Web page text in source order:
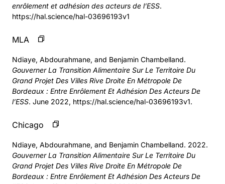
enrôlement et adhésion des acteurs de l’ESS.
https://hal.science/hal-03696193v1
MLA
Ndiaye, Abdourahmane, and Benjamin Chambelland.
Gouverner La Transition Alimentaire Sur Le Territoire Du
Grand Projet Des Villes Rive Droite En Métropole De
Bordeaux : Entre Enrôlement Et Adhésion Des Acteurs De
l’ESS. June 2022, https://hal.science/hal-03696193v1.
Chicago
Ndiaye, Abdourahmane, and Benjamin Chambelland. 2022.
Gouverner La Transition Alimentaire Sur Le Territoire Du
Grand Projet Des Villes Rive Droite En Métropole De
Bordeaux : Entre Enrôlement Et Adhésion Des Acteurs De